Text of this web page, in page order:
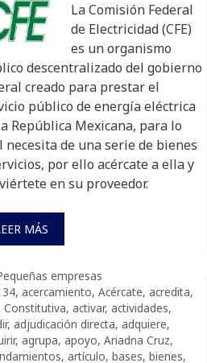
La Comisión Federal
de Electricidad (CFE)
es un organismo
descentralizado del gobierno
creado para prestar el
público de energía eléctrica
República Mexicana, para lo
necesita de una serie de bienes
por ello acércate a ella y
en su proveedor.
MÁS
empresas
, acercamiento, Acércate, acredita,
Constitutiva, activar, actividades,
, adjudicación directa, adquiere,
, agrupa, apoyo, Ariadna Cruz,
, artículo, bases, bienes,